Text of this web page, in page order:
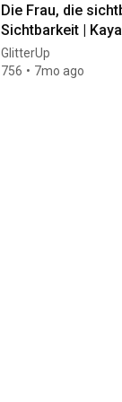
Die Frau, die
Sichtbarkeit |
GlitterUp
756
7mo ago